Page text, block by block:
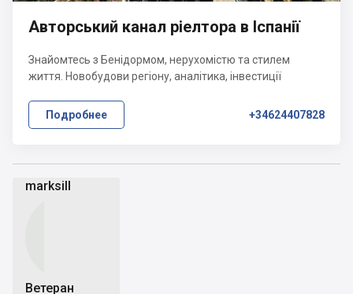
marksill
Ветеран
Авторський канал ріелтора в Іспанії
Знайомтесь з Бенідормом, нерухомістю та стилем
життя. Новобудови регіону, аналітика, інвестиції
Подробнее +34624407828